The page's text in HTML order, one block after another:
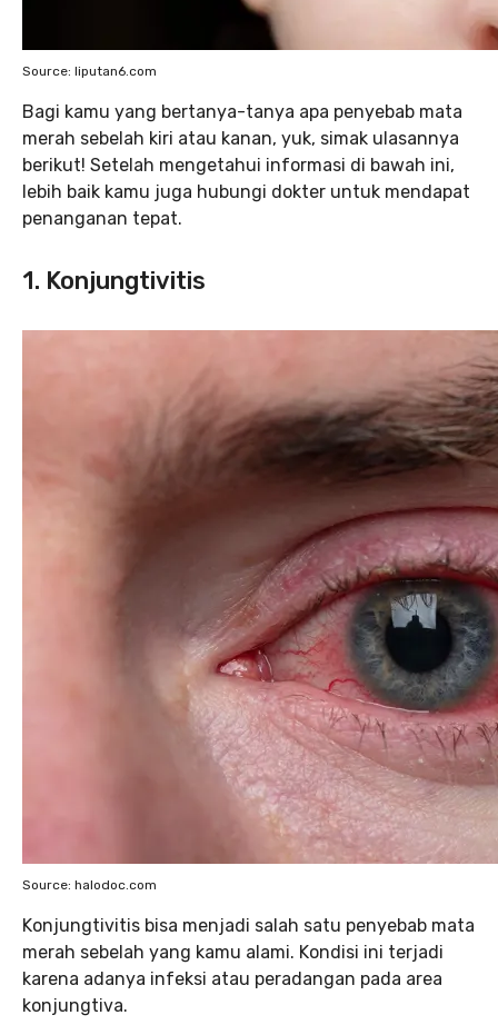
Source: liputan6.com
Bagi kamu yang bertanya-tanya apa penyebab mata
merah sebelah kiri atau kanan, yuk, simak ulasannya
berikut! Setelah mengetahui informasi di bawah ini,
lebih baik kamu juga hubungi dokter untuk mendapat
penanganan tepat.
1. Konjungtivitis
Source: halodoc.com
Konjungtivitis bisa menjadi salah satu penyebab mata
merah sebelah yang kamu alami. Kondisi ini terjadi
karena adanya infeksi atau peradangan pada area
konjungtiva.